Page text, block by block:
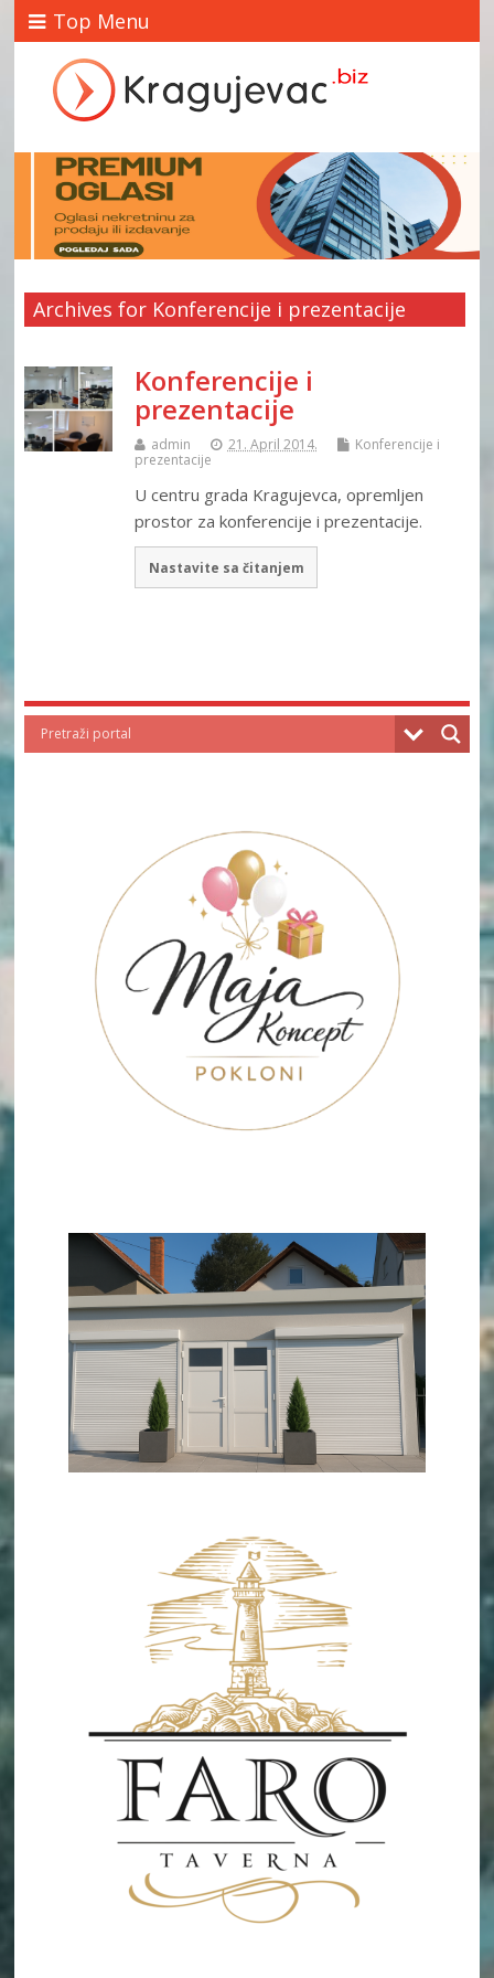
Top Menu
Archives for Konferencije i prezentacije
Konferencije i
prezentacije
admin 21. April 2014.
Konferencije i
prezentacije
U centru grada Kragujevca, opremljen
prostor za konferencije i prezentacije.
Nastavite sa čitanjem